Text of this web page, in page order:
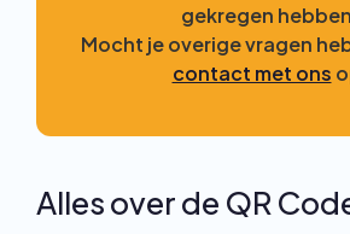
gekregen
Mocht je overige vragen
contact met ons
Alles over de QR